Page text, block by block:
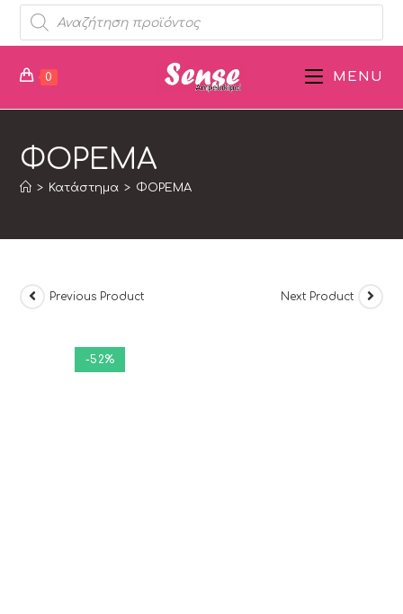
0 MENU
ΦΟΡΕΜΑ
> Κατάστημα > ΦΟΡΕΜΑ
-52%
Previous Product Next Product